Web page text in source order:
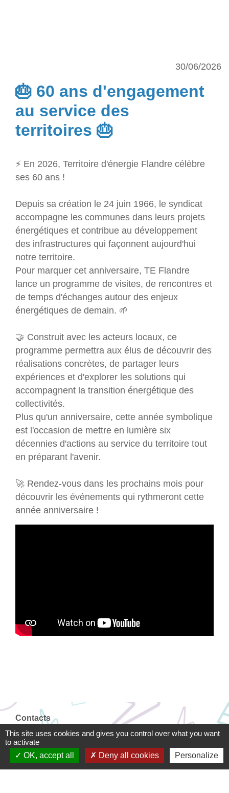
30/06/2026
🎂 60 ans d'engagement
au service des
territoires 🎂
⚡ En 2026, Territoire d'énergie Flandre célèbre
ses 60 ans !
Depuis sa création le 24 juin 1966, le syndicat
accompagne les communes dans leurs projets
énergétiques et contribue au développement
des infrastructures qui façonnent aujourd'hui
notre territoire.
Pour marquer cet anniversaire, TE Flandre
lance un programme de visites, de rencontres et
de temps d'échanges autour des enjeux
énergétiques de demain. 🌱
🤝 Construit avec les acteurs locaux, ce
programme permettra aux élus de découvrir des
réalisations concrètes, de partager leurs
expériences et d'explorer les solutions qui
accompagnent la transition énergétique des
collectivités.
Plus qu'un anniversaire, cette année symbolique
est l'occasion de mettre en lumière six
décennies d'actions au service du territoire tout
en préparant l'avenir.
🚀 Rendez-vous dans les prochains mois pour
découvrir les événements qui rythmeront cette
année anniversaire !
Contacts
Territoire d'Energie Flandre
Bureaux du TE Flandre - 30 rue Louis Warein
59190 Hazebrouck - FRANCE
This site uses cookies and gives you control over what you want
to activate
OK, accept all
Deny all cookies Personalize